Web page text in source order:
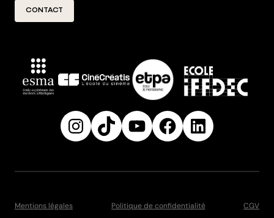
CONTACT
Instagram
TikTokYouTube
Facebook
LinkedIn
Mentions légales Politique de confidentialité CGV